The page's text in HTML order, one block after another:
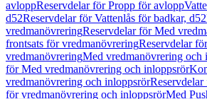
avloppReservdelar för Propp för avlopp
d52Reservdelar för Vattenlås för badkar, d52
vredmanövreringReservdelar för Med
frontsats för vredmanövreringReservdelar
vredmanövreringMed vredmanövrering och
för Med vredmanövrering och inloppsrör
vredmanövrering och inloppsrör
för vredmanövrering och inloppsrörMed